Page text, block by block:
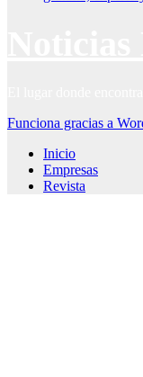
Funciona gracias a
Inicio
Empresas
Revista